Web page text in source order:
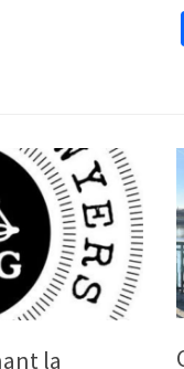
la